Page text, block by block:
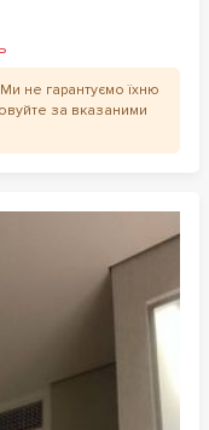
Ми не гарантуємо їхню
за вказаними